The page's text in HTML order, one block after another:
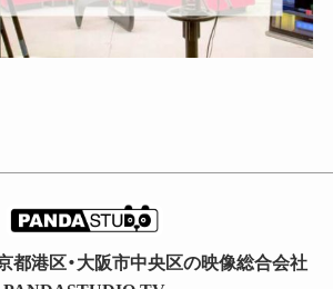
都港区・大阪市中央区の映像総合会社